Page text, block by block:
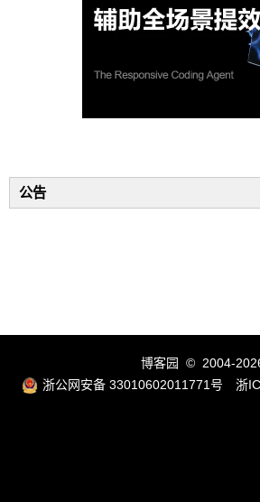
公告
博客园
© 2004-
浙公网安备 33010602011771号
浙